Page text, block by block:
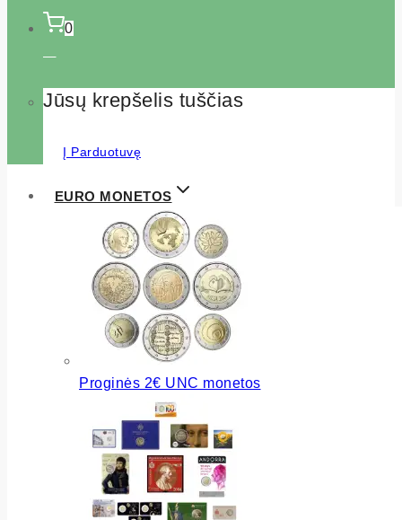
0
Jūsų krepšelis tuščias
Į Parduotuvę
EURO MONETOS
Proginės 2€ UNC monetos